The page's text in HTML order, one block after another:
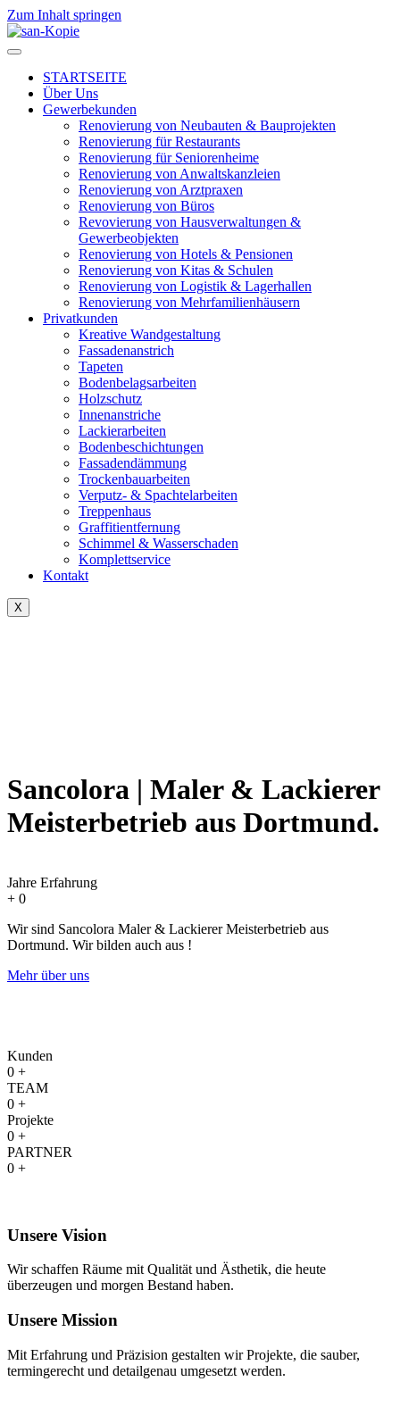
Zum Inhalt springen
STARTSEITE
Über Uns
Gewerbekunden
Renovierung von Neubauten & Bauprojekten
Renovierung für Restaurants
Renovierung für Seniorenheime
Renovierung von Anwaltskanzleien
Renovierung von Arztpraxen
Renovierung von Büros
Revovierung von Hausverwaltungen &
Gewerbeobjekten
Renovierung von Hotels & Pensionen
Renovierung von Kitas & Schulen
Renovierung von Logistik & Lagerhallen
Renovierung von Mehrfamilienhäusern
Privatkunden
Kreative Wandgestaltung
Fassadenanstrich
Tapeten
Bodenbelagsarbeiten
Holzschutz
Innenanstriche
Lackierarbeiten
Bodenbeschichtungen
Fassadendämmung
Trockenbauarbeiten
Verputz- & Spachtelarbeiten
Treppenhaus
Graffitientfernung
Schimmel & Wasserschaden
Komplettservice
Kontakt
X
Sancolora | Maler & Lackierer
Meisterbetrieb aus Dortmund.
Jahre Erfahrung
+ 0
Wir sind Sancolora Maler & Lackierer Meisterbetrieb aus
Dortmund. Wir bilden auch aus !
Mehr über uns
Kunden
0 +
TEAM
0 +
Projekte
0 +
PARTNER
0 +
Unsere Vision
Wir schaffen Räume mit Qualität und Ästhetik, die heute
überzeugen und morgen Bestand haben.
Unsere Mission
Mit Erfahrung und Präzision gestalten wir Projekte, die sauber,
termingerecht und detailgenau umgesetzt werden.